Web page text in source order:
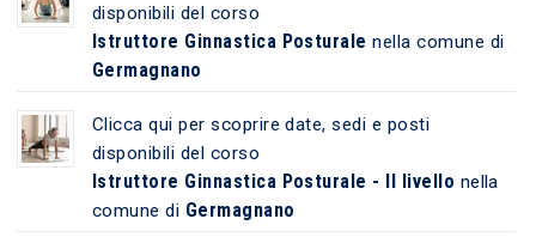
disponibili del corso
Istruttore Ginnastica Posturale nella comune di
Germagnano
Clicca qui per scoprire date, sedi e posti
disponibili del corso
Istruttore Ginnastica Posturale - II livello nella
comune di Germagnano